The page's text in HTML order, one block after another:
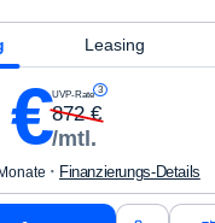
Leasing
€UVP-Rate 3
872€
/mtl.
· Finanzierungs-Details